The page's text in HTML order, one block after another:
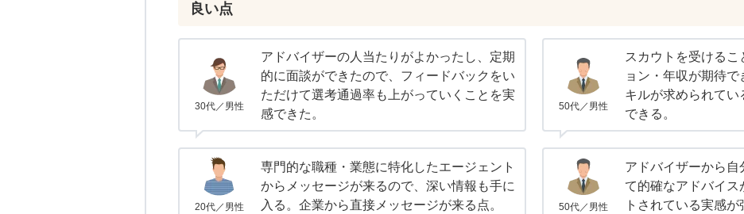
良い点
30代／男性
アドバイザーの人当たりがよかったし、定期
的に面談ができたので、フィードバックをい
ただけて選考通過率も上がっていくことを実
感できた。
50代／男性
スカウトを受ける
ョン・年収が期待
キルが求められて
できる。
20代／男性
専門的な職種・業態に特化したエージェント
からメッセージが来るので、深い情報も手に
入る。企業から直接メッセージが来る点。
50代／男性
アドバイザーから
て的確なアドバイ
トされている実感が